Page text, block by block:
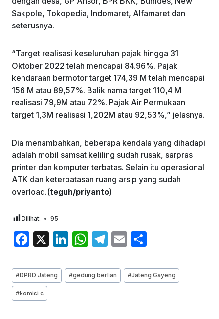
Sakpole, Tokopedia, Indomaret, Alfamaret dan
seterusnya.
“Target realisasi keseluruhan pajak hingga 31
Oktober 2022 telah mencapai 84.96%. Pajak
kendaraan bermotor target 174,39 M telah mencapai
156 M atau 89,57%. Balik nama target 110,4 M
realisasi 79,9M atau 72%. Pajak Air Permukaan
target 1,3M realisasi 1,202M atau 92,53%,” jelasnya.
Dia menambahkan, beberapa kendala yang dihadapi
adalah mobil samsat keliling sudah rusak, sarpras
printer dan komputer terbatas. Selain itu operasional
ATK dan keterbatasan ruang arsip yang sudah
overload.(teguh/priyanto)
Dilihat: 95
F
c
e
b
X
Li
k
e
W
at
s
T
e
gr
E
ai
l
ar
e
Post
Tags:
#DPRD Jateng #gedung berlian #Jateng Gayeng
#komisi c